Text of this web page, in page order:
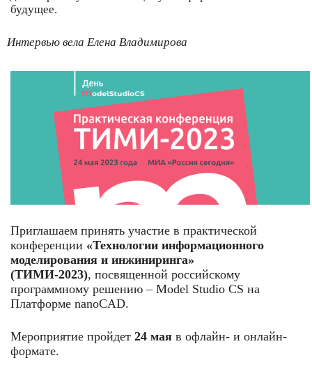
будущее.
Интервью вела Елена Владимирова
Приглашаем принять участие в практической
конференции «Технологии информационного
моделирования и инжиниринга»
(ТИМИ-2023), посвященной российскому
программному решению – Model Studio CS на
Платформе nanoCAD.
Мероприятие пройдет 24 мая в офлайн- и онлайн-
формате.